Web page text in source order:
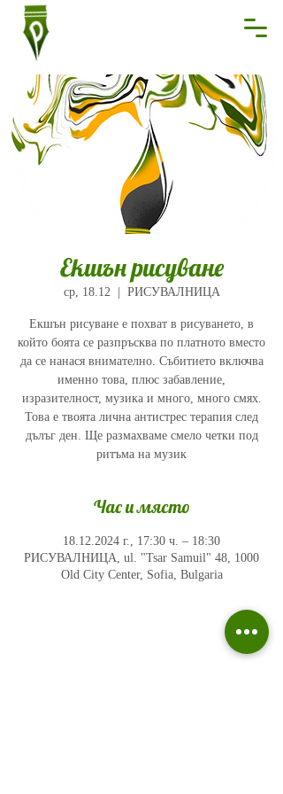
Екшън рисуване
ср, 18.12
  |
РИСУВАЛНИЦА
Екшън рисуване е похват в рисуването, в
който боята се разпръсква по платното вместо
да се нанася внимателно. Събитието включва
именно това, плюс забавление,
изразителност, музика и много, много смях.
Това е твоята лична антистрес терапия след
дълъг ден. Ще размахваме смело четки под
ритъма на музик
Час и място
18.12.2024 г., 17:30 ч. – 18:30
РИСУВАЛНИЦА, ul. "Tsar Samuil" 48, 1000
Old City Center, Sofia, Bulgaria